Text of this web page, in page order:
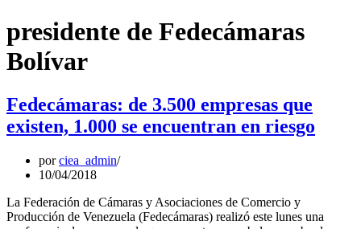
presidente de Fedecámaras
Bolívar
Fedecámaras: de 3.500 empresas que
existen, 1.000 se encuentran en riesgo
porciea_admin
10/04/2018
La Federación de Cámaras y Asociaciones de Comercio y
Producción de Venezuela (Fedecámaras) realizó este lunes una